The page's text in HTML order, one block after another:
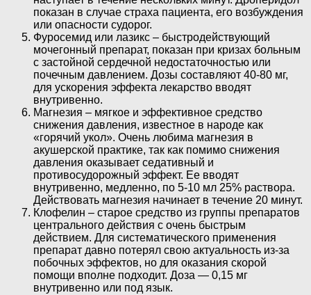
показан в случае страха пациента, его возбуждения
или опасности судорог.
Фуросемид или лазикс – быстродействующий
мочегонный препарат, показан при кризах больным
с застойной сердечной недостаточностью или
почечным давлением. Дозы составляют 40-80 мг,
для ускорения эффекта лекарство вводят
внутривенно.
Магнезия – мягкое и эффективное средство
снижения давления, известное в народе как
«горячий укол». Очень любима магнезия в
акушерской практике, так как помимо снижения
давления оказывает седативный и
противосудорожный эффект. Ее вводят
внутривенно, медленно, по 5-10 мл 25% раствора.
Действовать магнезия начинает в течение 20 минут.
Клофелин – старое средство из группы препаратов
центрального действия с очень быстрым
действием. Для систематического применения
препарат давно потерял свою актуальность из-за
побочных эффектов, но для оказания скорой
помощи вполне подходит. Доза — 0,15 мг
внутривенно или под язык.